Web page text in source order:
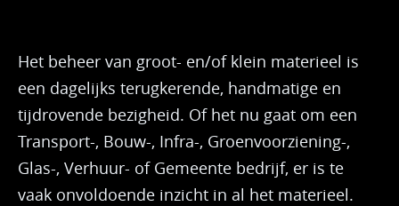
Het beheer van groot- en/of klein materieel is
een dagelijks terugkerende, handmatige en
tijdrovende bezigheid. Of het nu gaat om een
Transport-, Bouw-, Infra-, Groenvoorziening-,
Glas-, Verhuur- of Gemeente bedrijf, er is te
vaak onvoldoende inzicht in al het materieel.